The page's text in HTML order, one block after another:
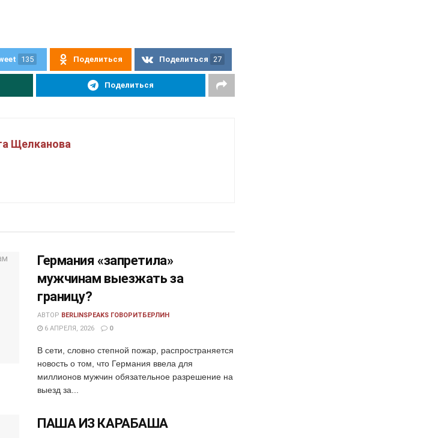
135 Поделиться Поделиться 27
Поделиться
Щелканова
Германия «запретила»
мужчинам выезжать за
границу?
АВТОР BERLINSPEAKS ГОВОРИТБЕРЛИН
6 АПРЕЛЯ, 2026
0
В сети, словно степной пожар, распространяется
новость о том, что Германия ввела для
миллионов мужчин обязательное разрешение на
выезд за...
ПАША ИЗ КАРАБАША